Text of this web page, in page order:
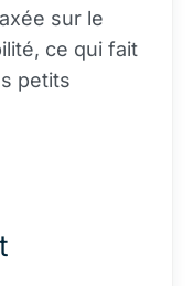
sur le
ce qui fait
petits